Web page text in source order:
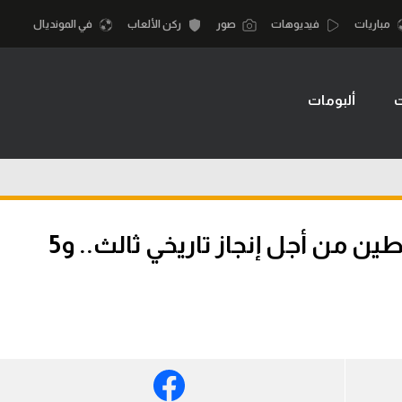
الكرة الإفريقية
الدوري الإسباني
كرة السلة
كرة سلة
كرة يد
مباريات فيديوهات صور ركن الألعاب في المونديال
ألبومات
تصفيات كأس آسيا – فلسطين من أجل إنجاز تاريخي ثالث.. و5